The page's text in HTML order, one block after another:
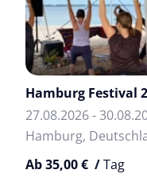
Hamburg Festival
27.08.2026 -
Hamburg,
Ab 35,00 € /Tag